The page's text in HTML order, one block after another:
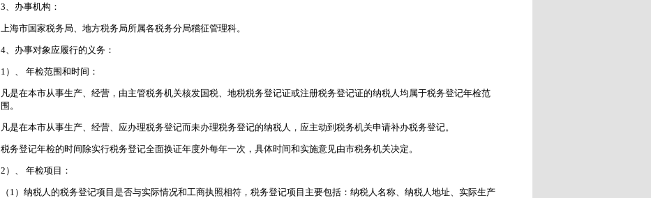
3、办事机构：
上海市国家税务局、地方税务局所属各税务分局稽征管理科。
4、办事对象应履行的义务：
1）、 年检范围和时间：
凡是在本市从事生产、经营，由主管税务机关核发国税、地税税务登记证或注册税务登记证的纳税人均属于税务登记年检范
围。
凡是在本市从事生产、经营、应办理税务登记而未办理税务登记的纳税人，应主动到税务机关申请补办税务登记。
税务登记年检的时间除实行税务登记全面换证年度外每年一次，具体时间和实施意见由市税务机关决定。
2）、 年检项目：
（1）纳税人的税务登记项目是否与实际情况和工商执照相符，税务登记项目主要包括：纳税人名称、纳税人地址、实际生产